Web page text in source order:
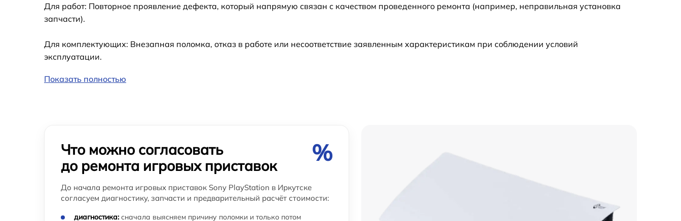
Замена Bluetooth игровой приставки Sony
PlayStation
Замена считывающей головки игровой
приставки Sony PlayStation
от 60 мин 950 р
Sony PlayStation
Для работ: Повторное проявление дефекта, который напрямую связан с качеством проведенного ремонта (например, неправильная установка
запчасти).
Для комплектующих: Внезапная поломка, отказ в работе или несоответствие заявленным характеристикам при соблюдении условий
эксплуатации.
Показать полностью
Что можно согласовать
до ремонта игровых приставок
%
До начала ремонта игровых приставок Sony PlayStation в Иркутске
согласуем диагностику, запчасти и предварительный расчёт стоимости:
диагностика: сначала выясняем причину поломки и только потом